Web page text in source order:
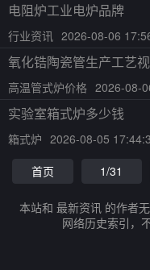
电阻炉工业电炉品牌
行业资讯 2026-08-06
氧化锆陶瓷管生产工艺
高温管式炉价格 2026-08-
实验室箱式炉多少钱
箱式炉 2026-08-05
首页
1/31
本站和 最新资讯 的作者
网络历史索引，